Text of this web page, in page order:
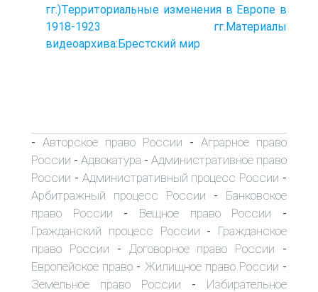
гг.)Территориальные изменения в Европе в
1918-1923 гг.Материалы
видеоархива:Брестский мир
- Авторское право России - Аграрное право
России - Адвокатура - Административное право
России - Административный процесс России -
Арбитражный процесс России - Банковское
право России - Вещное право России -
Гражданский процесс России - Гражданское
право России - Договорное право России -
Европейское право - Жилищное право России -
Земельное право России - Избирательное